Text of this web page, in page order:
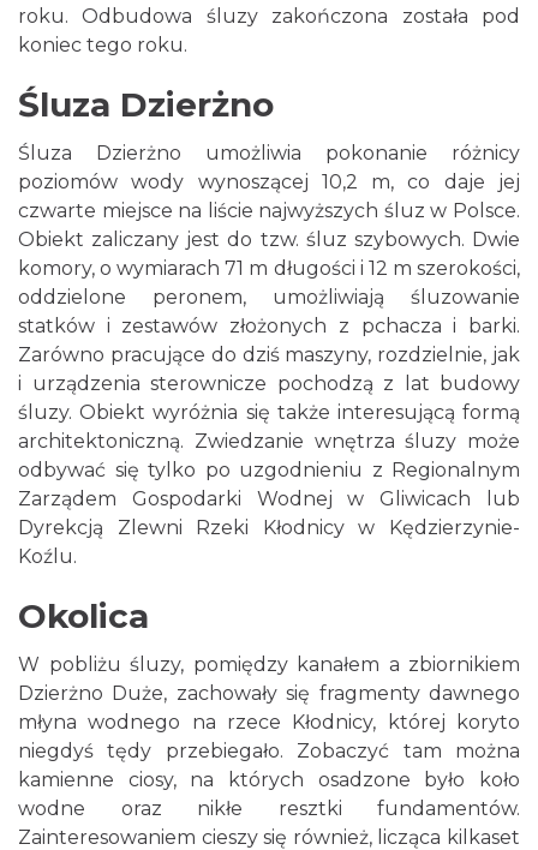
roku. Odbudowa śluzy zakończona została pod
koniec tego roku.
Śluza Dzierżno
Śluza Dzierżno umożliwia pokonanie różnicy
poziomów wody wynoszącej 10,2 m, co daje jej
czwarte miejsce na liście najwyższych śluz w Polsce.
Obiekt zaliczany jest do tzw. śluz szybowych. Dwie
komory, o wymiarach 71 m długości i 12 m szerokości,
oddzielone peronem, umożliwiają śluzowanie
statków i zestawów złożonych z pchacza i barki.
Zarówno pracujące do dziś maszyny, rozdzielnie, jak
i urządzenia sterownicze pochodzą z lat budowy
śluzy. Obiekt wyróżnia się także interesującą formą
architektoniczną. Zwiedzanie wnętrza śluzy może
odbywać się tylko po uzgodnieniu z Regionalnym
Zarządem Gospodarki Wodnej w Gliwicach lub
Dyrekcją Zlewni Rzeki Kłodnicy w Kędzierzynie-
Koźlu.
Okolica
W pobliżu śluzy, pomiędzy kanałem a zbiornikiem
Dzierżno Duże, zachowały się fragmenty dawnego
młyna wodnego na rzece Kłodnicy, której koryto
niegdyś tędy przebiegało. Zobaczyć tam można
kamienne ciosy, na których osadzone było koło
wodne oraz nikłe resztki fundamentów.
Zainteresowaniem cieszy się również, licząca kilkaset